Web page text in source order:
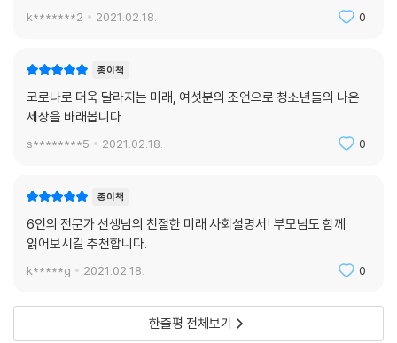
k*******2 2021.02.18. 0
종이책
코로나로 더욱 달라지는 미래, 여섯분의 조언으로 청소년들의 나은
세상을 바래봅니다
s********5 2021.02.18. 0
종이책
6인의 전문가 선생님의 친절한 미래 사회설명서! 부모님도 함께
읽어보시길 추천합니다.
k*****g 2021.02.18. 0
한줄평 전체보기